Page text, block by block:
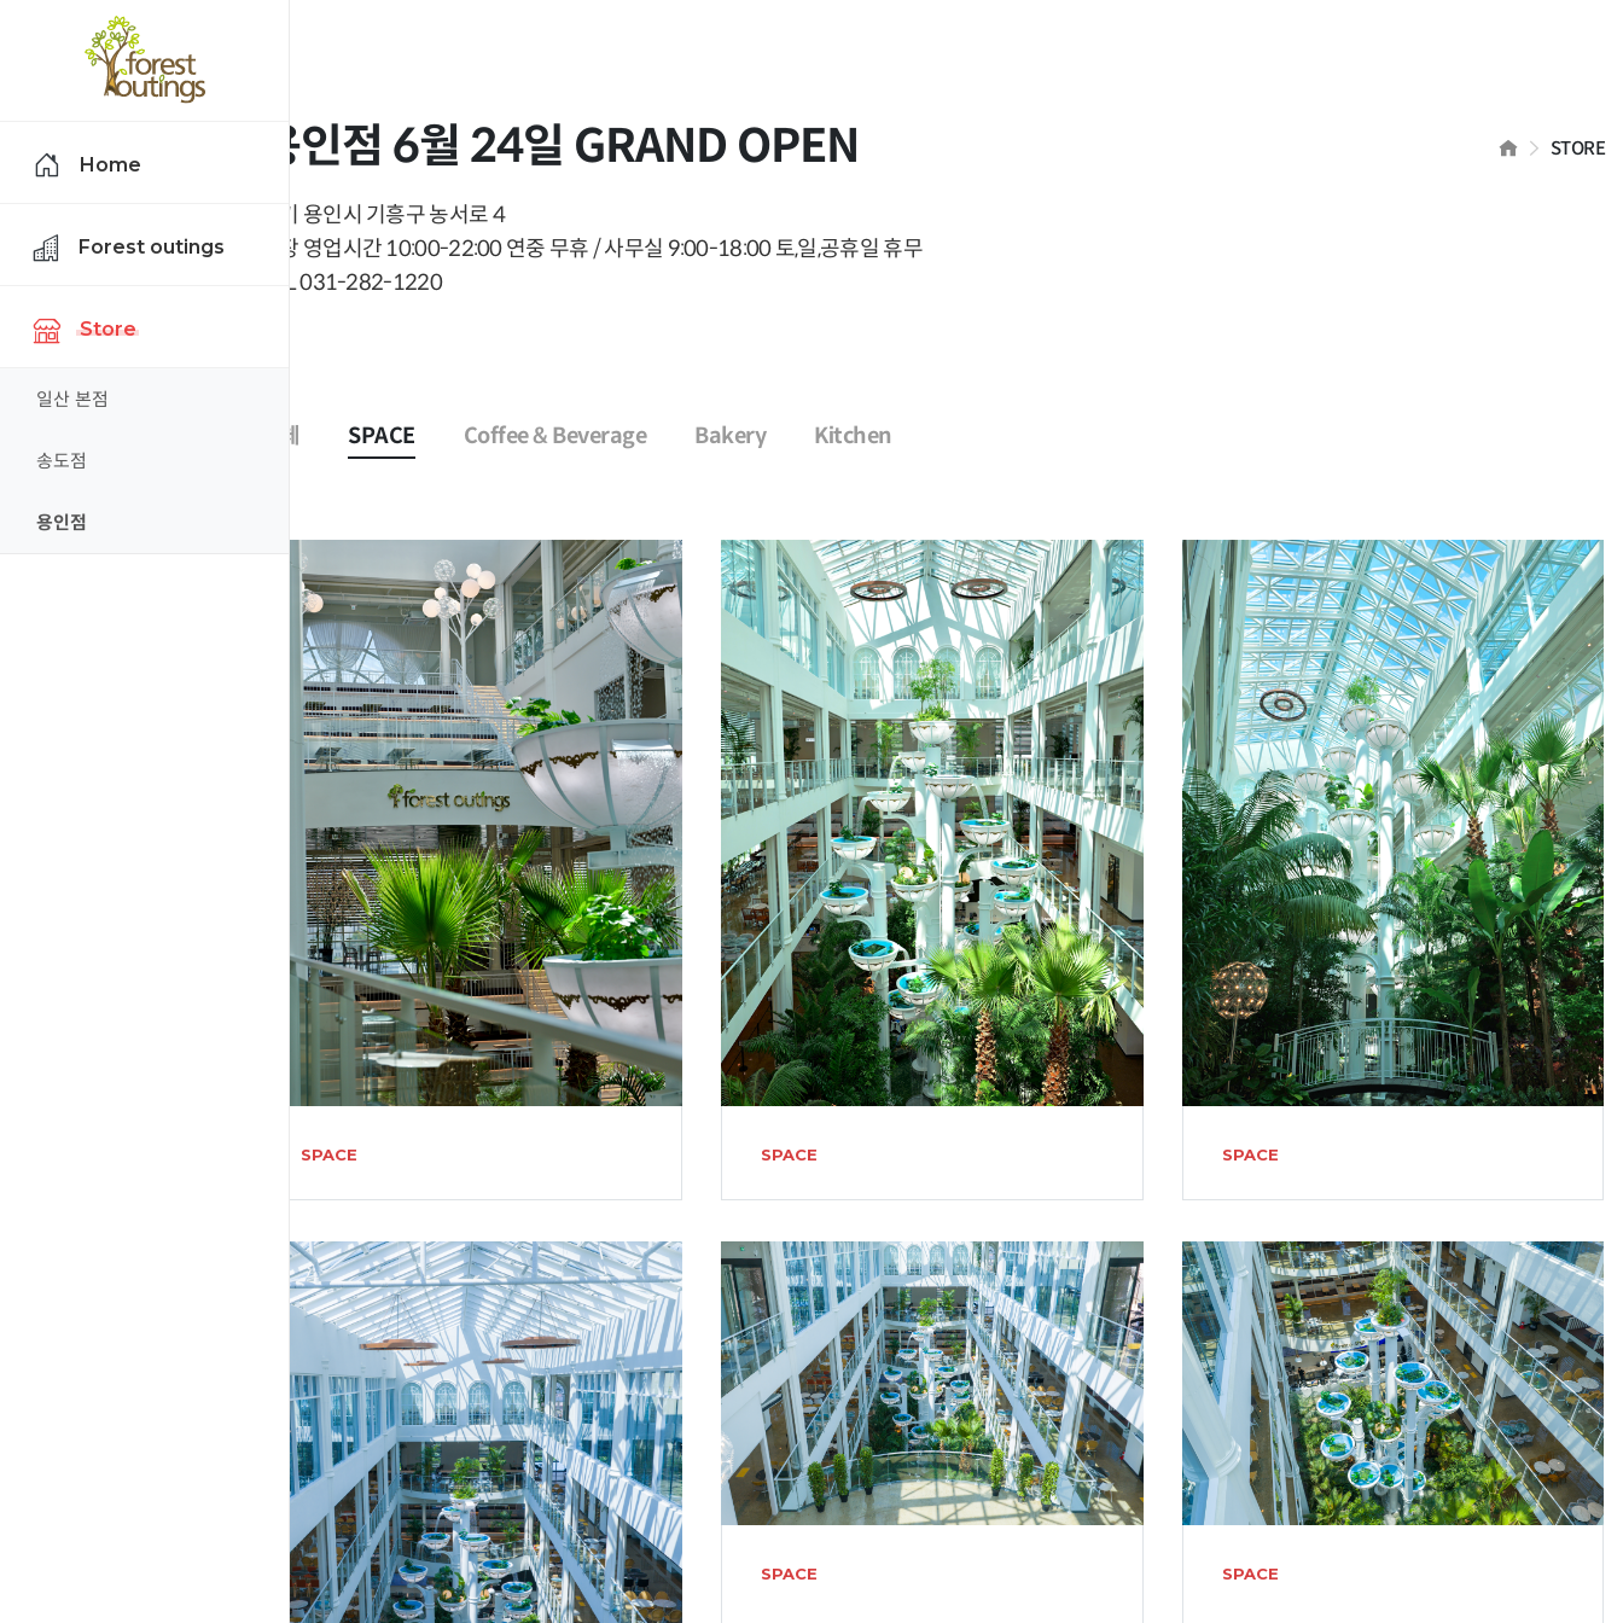
Home
Forest outings
Store
일산 본점
송도점
용인점
용인점 6월 24일 GRAND OPEN
경기 용인시 기흥구 농서로 4
매장 영업시간 10:00-22:00 연중 무휴 / 사무실 9:00-18:00 토,일,공휴일 휴무
TEL 031-282-1220
HOMESTORE
전체 SPACE Coffee & Beverage Bakery Kitchen
SPACE SPACE SPACE
SPACE SPACE